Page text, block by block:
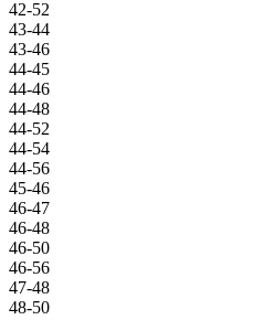
42-52
43-44
43-46
44-45
44-46
44-48
44-52
44-54
44-56
45-46
46-47
46-48
46-50
46-56
47-48
48-50